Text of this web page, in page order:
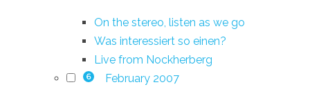
On the stereo, listen as we go
Was interessiert so einen?
Live from Nockherberg
6 February 2007